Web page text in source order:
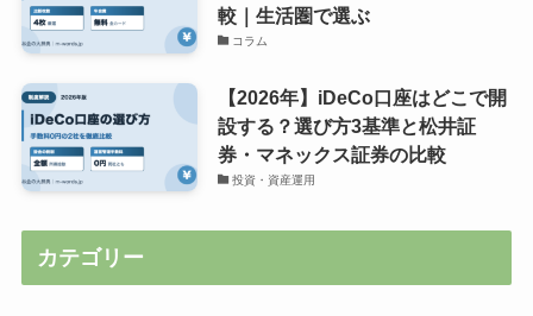
較｜生活圏で選ぶ
コラム
【2026年】iDeCo口座はどこで開
設する？選び方3基準と松井証
券・マネックス証券の比較
投資・資産運用
カテゴリー